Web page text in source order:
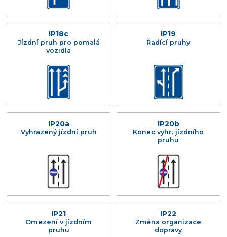
IP18c
Jízdní pruh pro pomalá
vozidla
IP19
Řadící pruhy
IP20a
Vyhrazený jízdní pruh
IP20b
Konec vyhr. jízdního
pruhu
IP21
Omezení v jízdním
pruhu
IP22
Změna organizace
dopravy